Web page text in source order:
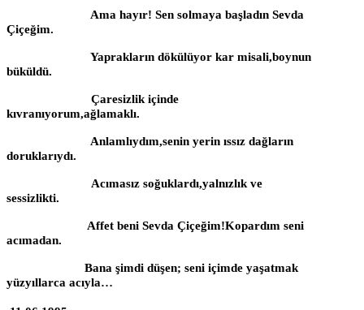
Ama hayır! Sen solmaya başladın Sevda
Çiçeğim.
Yaprakların dökülüyor kar misali,boynun
büküldü.
Çaresizlik içinde
kıvranıyorum,ağlamaklı.
Anlamlıydım,senin yerin ıssız dağların
doruklarıydı.
Acımasız soğuklardı,yalnızlık ve
sessizlikti.
Affet beni Sevda Çiçeğim!Kopardım seni
acımadan.
Bana şimdi düşen; seni içimde yaşatmak
yüzyıllarca acıyla…